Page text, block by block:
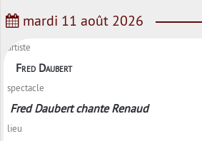
mardi 11 août 2026
artiste
Fred Daubert
spectacle
Fred Daubert chante Renaud
lieu